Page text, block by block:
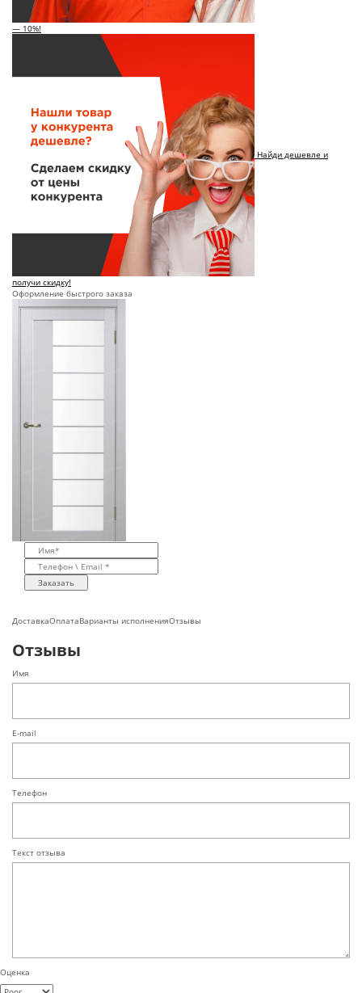
— 10%!
Найди дешевле и
получи скидку!
Оформление быстрого заказа
Заказать
ДоставкаОплатаВарианты исполненияОтзывы
Отзывы
Имя
E-mail
Телефон
Текст отзыва
Оценка